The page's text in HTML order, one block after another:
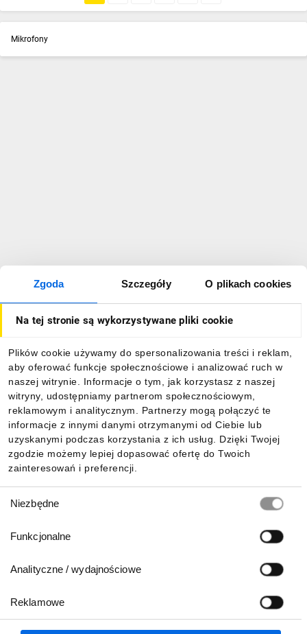
Zgoda Szczegóły O plikach cookies
Na tej stronie są wykorzystywane pliki cookie
Plików cookie używamy do spersonalizowania treści i reklam,
aby oferować funkcje społecznościowe i analizować ruch w
naszej witrynie. Informacje o tym, jak korzystasz z naszej
witryny, udostępniamy partnerom społecznościowym,
reklamowym i analitycznym. Partnerzy mogą połączyć te
informacje z innymi danymi otrzymanymi od Ciebie lub
uzyskanymi podczas korzystania z ich usług. Dzięki Twojej
zgodzie możemy lepiej dopasować ofertę do Twoich
zainteresowań i preferencji.
zgody
Niezbędne
Funkcjonalne
Analityczne / wydajnościowe
Reklamowe
Mikrofony